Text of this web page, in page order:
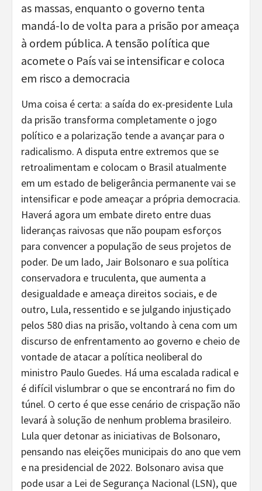
as massas, enquanto o governo tenta
mandá-lo de volta para a prisão por ameaça
à ordem pública. A tensão política que
acomete o País vai se intensificar e coloca
em risco a democracia
Uma coisa é certa: a saída do ex-presidente Lula
da prisão transforma completamente o jogo
político e a polarização tende a avançar para o
radicalismo. A disputa entre extremos que se
retroalimentam e colocam o Brasil atualmente
em um estado de beligerância permanente vai se
intensificar e pode ameaçar a própria democracia.
Haverá agora um embate direto entre duas
lideranças raivosas que não poupam esforços
para convencer a população de seus projetos de
poder. De um lado, Jair Bolsonaro e sua política
conservadora e truculenta, que aumenta a
desigualdade e ameaça direitos sociais, e de
outro, Lula, ressentido e se julgando injustiçado
pelos 580 dias na prisão, voltando à cena com um
discurso de enfrentamento ao governo e cheio de
vontade de atacar a política neoliberal do
ministro Paulo Guedes. Há uma escalada radical e
é difícil vislumbrar o que se encontrará no fim do
túnel. O certo é que esse cenário de crispação não
levará à solução de nenhum problema brasileiro.
Lula quer detonar as iniciativas de Bolsonaro,
pensando nas eleições municipais do ano que vem
e na presidencial de 2022. Bolsonaro avisa que
pode usar a Lei de Segurança Nacional (LSN), que